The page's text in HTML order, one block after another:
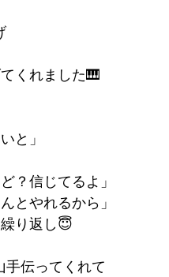
くれました🎹
と」
？信じてるよ」
とやれるから」
り返し😇
手伝ってくれて